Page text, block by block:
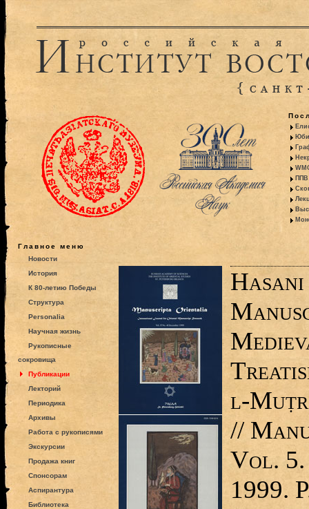
ППВ
Главное меню
Новости
История
К 80-летию Победы
Структура
Personalia
Научная жизнь
Рукописные
сокровища
Публикации
Лекторий
Периодика
Архивы
Работа с рукописями
Экскурсии
Продажа книг
Спонсорам
Аспирантура
Библиотека
l-
//
Vol. 5.
1999.